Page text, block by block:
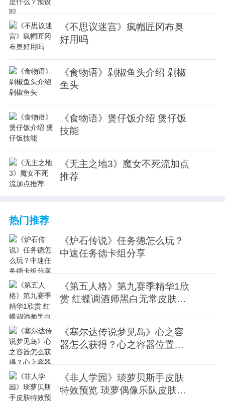
《不思议迷宫》疯帽匠冈布奥
好用吗
《食物语》剁椒鱼头介绍 剁椒
鱼头
《食物语》煲仔饭介绍 煲仔饭
技能
《无主之地3》魔女不死流加点
推荐
热门推荐
《炉石传说》任务德怎么玩？
中速任务德卡组分享
《第五人格》第九赛季精华1欣
赏 红蝶调酒师黑白无常皮肤欣
《塞尔达传说梦见岛》心之容
器怎么获得？心之容器位置视
《非人学园》琰萝贝斯手皮肤
特效预览 琰萝偶像乐队皮肤欣